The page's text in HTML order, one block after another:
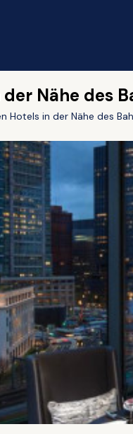
Nähe des
Hotels in der Nähe des